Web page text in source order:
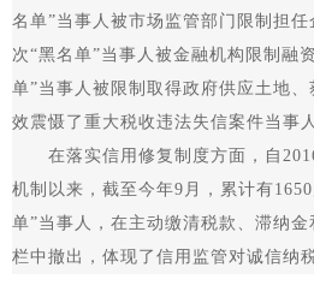
名单”当事人被市场监管部门限制担
次“黑名单”当事人被金融机构限制融
单”当事人被限制取得政府供应土地
效震慑了重大税收违法失信案件当事人
在落实信用修复制度方面，自
机制以来，截至今年9月，累计有
单”当事人，在主动缴清税款、滞纳
栏中撤出，体现了信用监管对诚信纳